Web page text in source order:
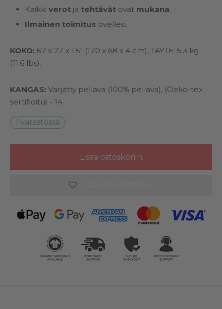
Kaikkiverot ja tehtävät ovat mukana.
Ilmainen toimitus ovellesi.
KOKO: 67 x 27 x 1.5″ (170 x 68 x 4 cm), TÄYTE: 5.3 kg
(11.6 lbs).
KANGAS: Värjätty pellava (100% pellava), (Oeko-tex
sertifioitu) - 14
1 varastossa
Lisää ostoskoriin